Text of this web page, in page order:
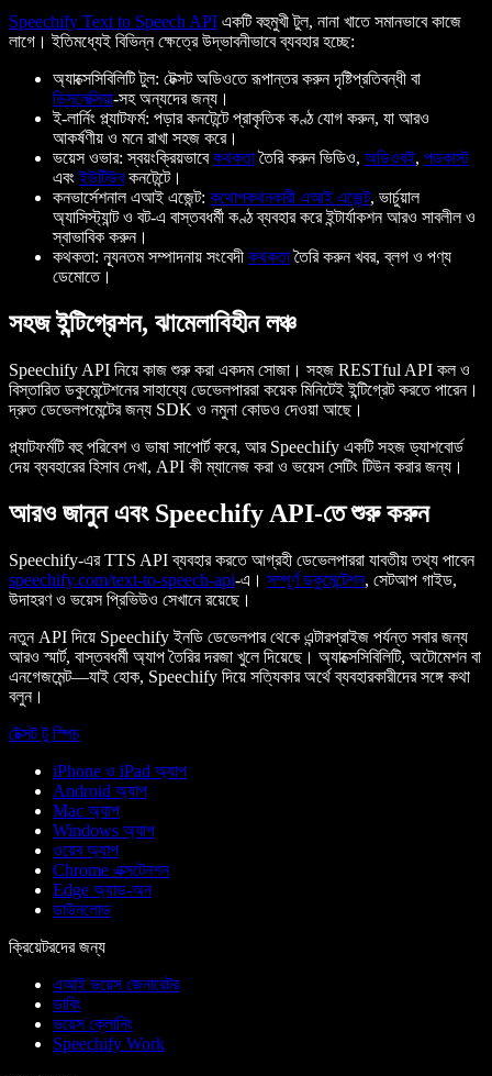
Speechify Text to Speech API একটি বহুমুখী টুল, নানা খাতে সমানভাবে কাজে
লাগে। ইতিমধ্যেই বিভিন্ন ক্ষেত্রে উদ্ভাবনীভাবে ব্যবহার হচ্ছে:
অ্যাক্সেসিবিলিটি টুল: টেক্সট অডিওতে রূপান্তর করুন দৃষ্টিপ্রতিবন্ধী বা
ডিসলেক্সিয়া-সহ অন্যদের জন্য।
ই-লার্নিং প্ল্যাটফর্ম: পড়ার কনটেন্টে প্রাকৃতিক কণ্ঠ যোগ করুন, যা আরও
আকর্ষণীয় ও মনে রাখা সহজ করে।
ভয়েস ওভার: স্বয়ংক্রিয়ভাবেকথকতাতৈরি করুন ভিডিও, অডিওবই, পডকাস্ট
এবংইউটিউবকনটেন্টে।
কনভার্সেশনাল এআই এজেন্ট: কথোপকথনকারী এআই এজেন্ট, ভার্চুয়াল
অ্যাসিস্ট্যান্ট ও বট-এ বাস্তবধর্মী কণ্ঠ ব্যবহার করে ইন্টার্যাকশন আরও সাবলীল ও
স্বাভাবিক করুন।
কথকতা: ন্যূনতম সম্পাদনায় সংবেদী কথকতাতৈরি করুন খবর, ব্লগ ও পণ্য
ডেমোতে।
সহজ ইন্টিগ্রেশন, ঝামেলাবিহীন লঞ্চ
Speechify API নিয়ে কাজ শুরু করা একদম সোজা। সহজ RESTful API কল ও
বিস্তারিত ডকুমেন্টেশনের সাহায্যে ডেভেলপাররা কয়েক মিনিটেই ইন্টিগ্রেট করতে পারেন।
দ্রুত ডেভেলপমেন্টের জন্য SDK ও নমুনা কোডও দেওয়া আছে।
প্ল্যাটফর্মটি বহু পরিবেশ ও ভাষা সাপোর্ট করে, আর Speechify একটি সহজ ড্যাশবোর্ড
দেয় ব্যবহারের হিসাব দেখা, API কী ম্যানেজ করা ও ভয়েস সেটিং টিউন করার জন্য।
আরও জানুন এবং Speechify API-তে শুরু করুন
Speechify-এর TTS API ব্যবহার করতে আগ্রহী ডেভেলপাররা যাবতীয় তথ্য পাবেন
speechify.com/text-to-speech-api-এ। সম্পূর্ণ ডকুমেন্টেশন, সেটআপ গাইড,
উদাহরণ ও ভয়েস প্রিভিউও সেখানে রয়েছে।
নতুন API দিয়ে Speechify ইনডি ডেভেলপার থেকে এন্টারপ্রাইজ পর্যন্ত সবার জন্য
আরও স্মার্ট, বাস্তবধর্মী অ্যাপ তৈরির দরজা খুলে দিয়েছে। অ্যাক্সেসিবিলিটি, অটোমেশন বা
এনগেজমেন্ট—যাই হোক, Speechify দিয়ে সত্যিকার অর্থে ব্যবহারকারীদের সঙ্গে কথা
বলুন।
টেক্সট টু স্পিচ
iPhone ও iPad অ্যাপ
Android অ্যাপ
Mac অ্যাপ
Windows অ্যাপ
ওয়েব অ্যাপ
Chrome এক্সটেনশন
Edge অ্যাড-অন
ডাউনলোড
ক্রিয়েটরদের জন্য
এআই ভয়েস জেনারেটর
ডাবিং
ভয়েস ক্লোনিং
Speechify Work